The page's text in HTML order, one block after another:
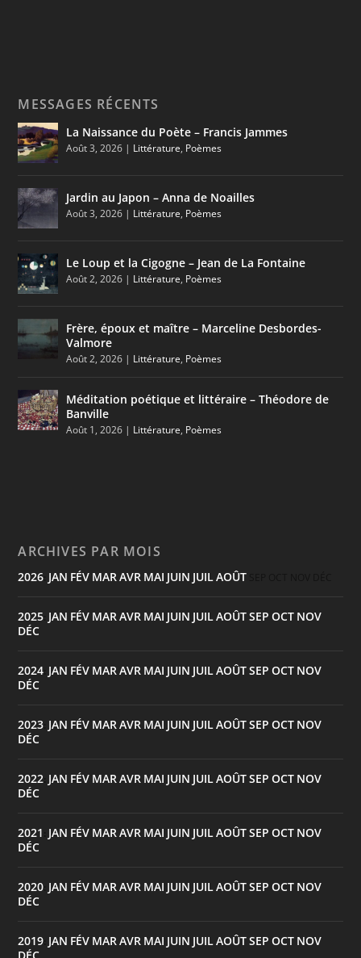
MESSAGES RÉCENTS
La Naissance du Poète – Francis Jammes
Août 3, 2026 | Littérature, Poèmes
Jardin au Japon – Anna de Noailles
Août 3, 2026 | Littérature, Poèmes
Le Loup et la Cigogne – Jean de La Fontaine
Août 2, 2026 | Littérature, Poèmes
Frère, époux et maître – Marceline Desbordes-
Valmore
Août 2, 2026 | Littérature, Poèmes
Méditation poétique et littéraire – Théodore de
Banville
Août 1, 2026 | Littérature, Poèmes
ARCHIVES PAR MOIS
2026 JAN FÉV MARAVR MAI JUIN JUILAOÛT
2025 JAN FÉV MARAVR MAI JUIN JUILAOÛTSEP OCT NOV
DÉC
2024 JAN FÉV MARAVR MAI JUIN JUILAOÛTSEP OCT NOV
DÉC
2023 JAN FÉV MARAVR MAI JUIN JUILAOÛTSEP OCT NOV
DÉC
2022 JAN FÉV MARAVR MAI JUIN JUILAOÛTSEP OCT NOV
DÉC
2021 JAN FÉV MARAVR MAI JUIN JUILAOÛTSEP OCT NOV
DÉC
2020 JAN FÉV MARAVR MAI JUIN JUILAOÛTSEP OCT NOV
DÉC
2019 JAN FÉV MARAVR MAI JUIN JUILAOÛTSEP OCT NOV